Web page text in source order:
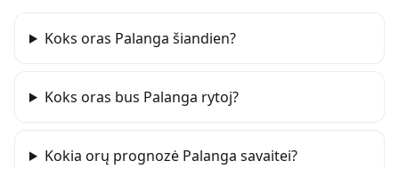
Koks oras Palanga šiandien?
Koks oras bus Palanga rytoj?
Kokia orų prognozė Palanga savaitei?